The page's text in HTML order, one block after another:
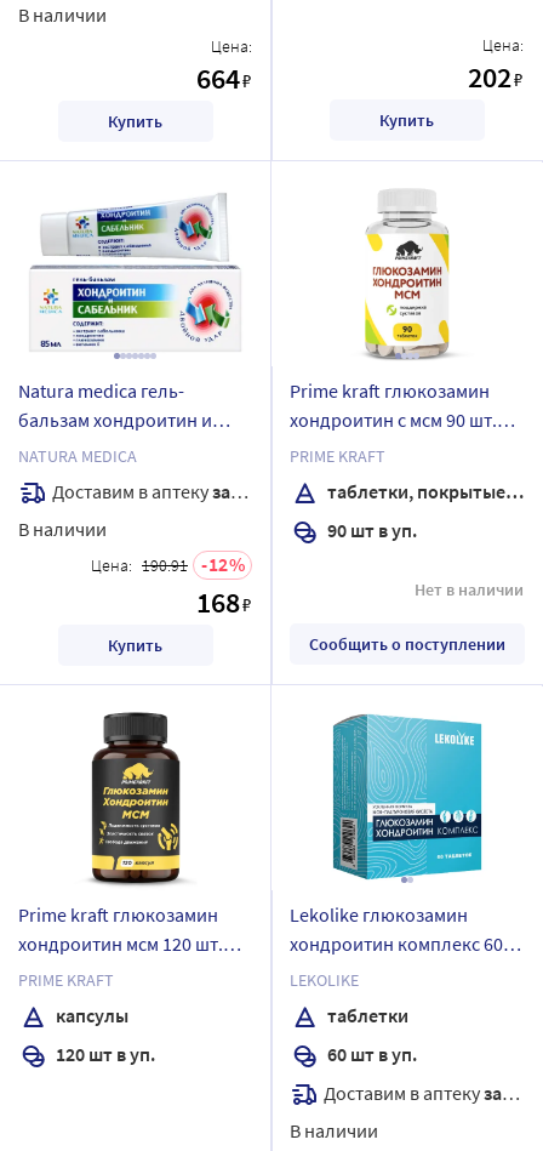
В наличии
Цена:
664₽
Купить
Цена:
202₽
Купить
Natura medica гель-
бальзам хондроитин и
сабельник 85 мл
NATURA MEDICA
Доставим в аптекузавтра
В наличии
Цена: 190.91 12
168₽
Купить
Prime kraft глюкозамин
хондроитин с мсм 90 шт.
таблетки, покрытые
оболочкой массой 1580 мг
PRIME KRAFT
таблетки, покрытые оболочкой
90 шт в уп.
Нет в наличии
Сообщить о поступлении
Prime kraft глюкозамин
хондроитин мсм 120 шт.
капсулы массой 970 мг
PRIME KRAFT
капсулы
120 шт в уп.
Lekolike глюкозамин
хондроитин комплекс 60
шт. таблетки массой 1300
мг
LEKOLIKE
таблетки
60 шт в уп.
Доставим в аптекузавтра
В наличии